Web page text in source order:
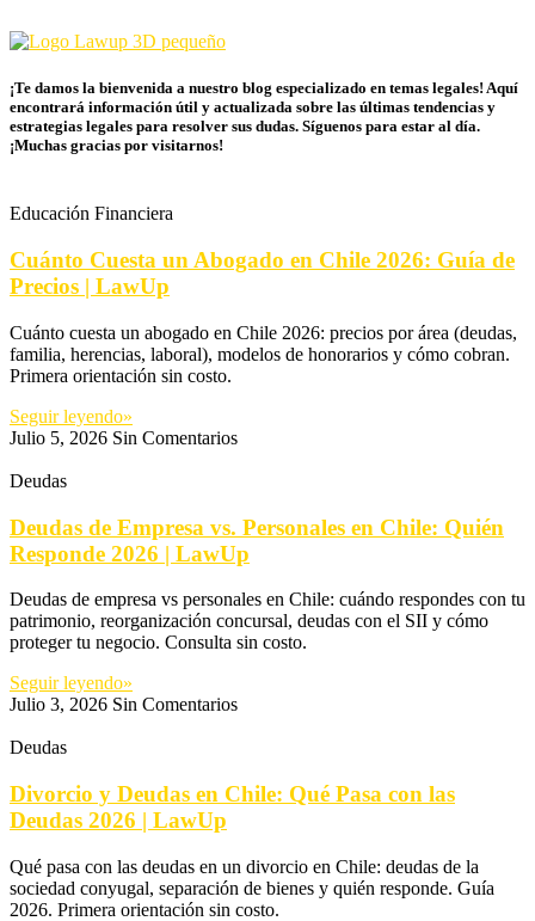
¡Te damos la bienvenida a nuestro blog especializado en temas legales! Aquí
encontrará información útil y actualizada sobre las últimas tendencias y
estrategias legales para resolver sus dudas. Síguenos para estar al día.
¡Muchas gracias por visitarnos!
Educación Financiera
Cuánto Cuesta un Abogado en Chile 2026: Guía de
Precios | LawUp
Cuánto cuesta un abogado en Chile 2026: precios por área (deudas,
familia, herencias, laboral), modelos de honorarios y cómo cobran.
Primera orientación sin costo.
Seguir leyendo»
Julio 5, 2026 Sin Comentarios
Deudas
Deudas de Empresa vs. Personales en Chile: Quién
Responde 2026 | LawUp
Deudas de empresa vs personales en Chile: cuándo respondes con tu
patrimonio, reorganización concursal, deudas con el SII y cómo
proteger tu negocio. Consulta sin costo.
Seguir leyendo»
Julio 3, 2026 Sin Comentarios
Deudas
Divorcio y Deudas en Chile: Qué Pasa con las
Deudas 2026 | LawUp
Qué pasa con las deudas en un divorcio en Chile: deudas de la
sociedad conyugal, separación de bienes y quién responde. Guía
2026. Primera orientación sin costo.